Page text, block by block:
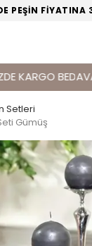
PEŞİN FİYATINA
BEDAVA!
Setleri
Gümüş